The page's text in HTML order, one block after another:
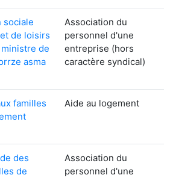
sociale
de loisirs
de
asma
Association du
personnel d'une
entreprise (hors
caractère syndical)
familles
Aide au logement
des
de
Association du
personnel d'une